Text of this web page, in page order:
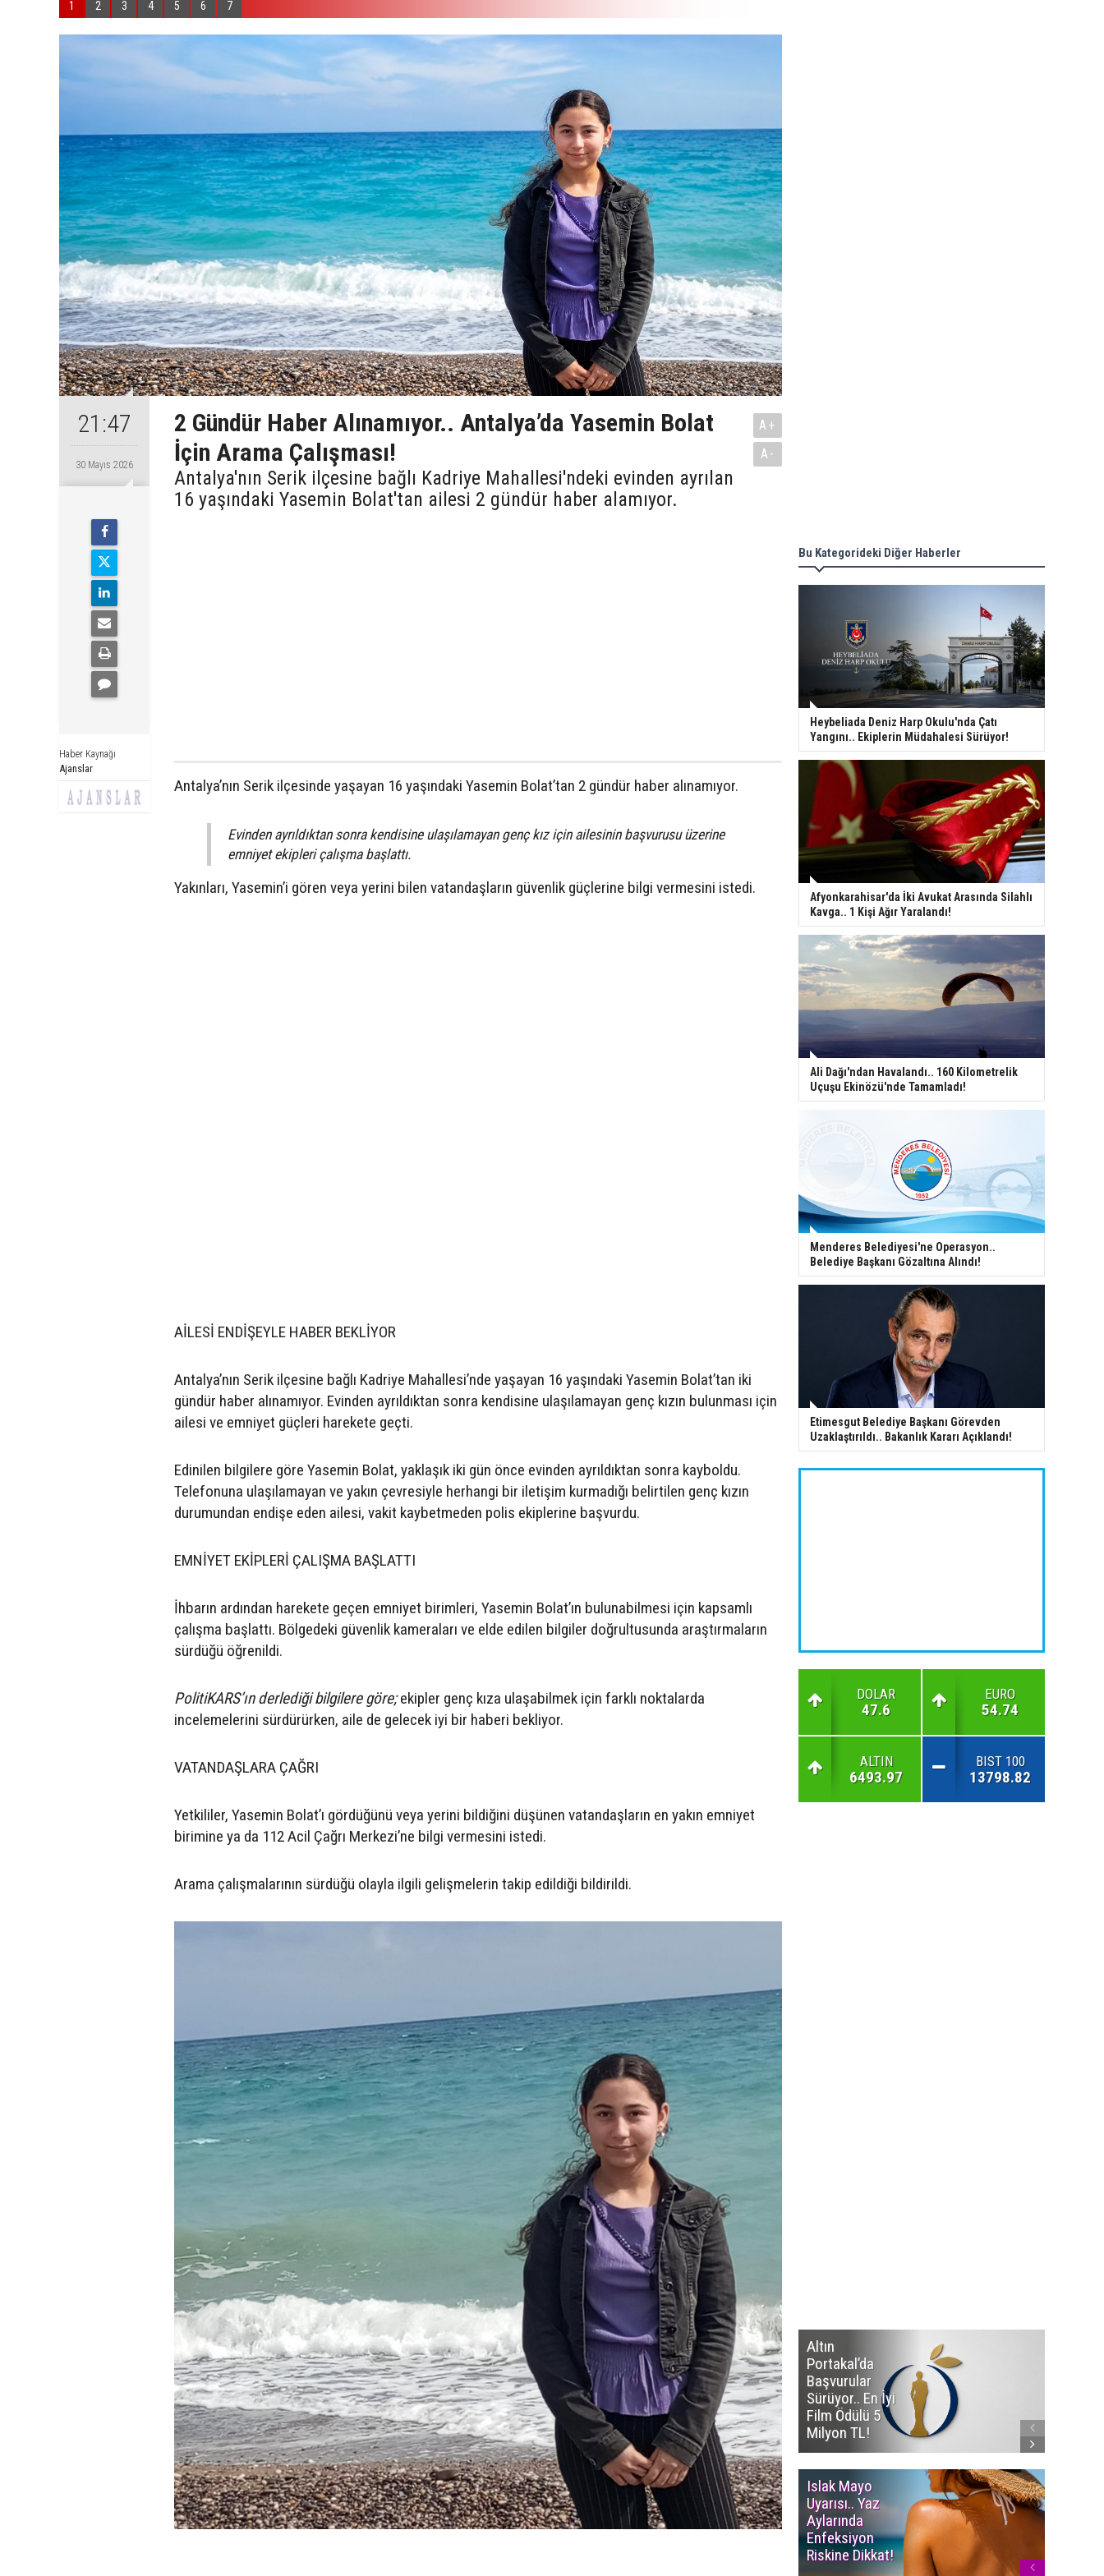
1 2 3 4 5 6 7
21:47
30 Mayıs 2026
Haber Kaynağı
Ajanslar
2 Gündür Haber Alınamıyor.. Antalya’da Yasemin Bolat
İçin Arama Çalışması!
Antalya'nın Serik ilçesine bağlı Kadriye Mahallesi'ndeki evinden ayrılan
16 yaşındaki Yasemin Bolat'tan ailesi 2 gündür haber alamıyor.
A+
A-
Antalya’nın Serik ilçesinde yaşayan 16 yaşındaki Yasemin Bolat’tan 2 gündür haber alınamıyor.
Evinden ayrıldıktan sonra kendisine ulaşılamayan genç kız için ailesinin başvurusu üzerine
emniyet ekipleri çalışma başlattı.
Yakınları, Yasemin’i gören veya yerini bilen vatandaşların güvenlik güçlerine bilgi vermesini istedi.
AİLESİ ENDİŞEYLE HABER BEKLİYOR
Antalya’nın Serik ilçesine bağlı Kadriye Mahallesi’nde yaşayan 16 yaşındaki Yasemin Bolat’tan iki
gündür haber alınamıyor. Evinden ayrıldıktan sonra kendisine ulaşılamayan genç kızın bulunması için
ailesi ve emniyet güçleri harekete geçti.
Edinilen bilgilere göre Yasemin Bolat, yaklaşık iki gün önce evinden ayrıldıktan sonra kayboldu.
Telefonuna ulaşılamayan ve yakın çevresiyle herhangi bir iletişim kurmadığı belirtilen genç kızın
durumundan endişe eden ailesi, vakit kaybetmeden polis ekiplerine başvurdu.
EMNİYET EKİPLERİ ÇALIŞMA BAŞLATTI
İhbarın ardından harekete geçen emniyet birimleri, Yasemin Bolat’ın bulunabilmesi için kapsamlı
çalışma başlattı. Bölgedeki güvenlik kameraları ve elde edilen bilgiler doğrultusunda araştırmaların
sürdüğü öğrenildi.
PolitiKARS’ın derlediği bilgilere göre;ekipler genç kıza ulaşabilmek için farklı noktalarda
incelemelerini sürdürürken, aile de gelecek iyi bir haberi bekliyor.
VATANDAŞLARA ÇAĞRI
Yetkililer, Yasemin Bolat’ı gördüğünü veya yerini bildiğini düşünen vatandaşların en yakın emniyet
birimine ya da 112 Acil Çağrı Merkezi’ne bilgi vermesini istedi.
Arama çalışmalarının sürdüğü olayla ilgili gelişmelerin takip edildiği bildirildi.
Bu Kategorideki Diğer Haberler
Heybeliada Deniz Harp Okulu'nda Çatı
Yangını.. Ekiplerin Müdahalesi Sürüyor!
Afyonkarahisar'da İki Avukat Arasında Silahlı
Kavga.. 1 Kişi Ağır Yaralandı!
Ali Dağı'ndan Havalandı.. 160 Kilometrelik
Uçuşu Ekinözü'nde Tamamladı!
Menderes Belediyesi'ne Operasyon..
Belediye Başkanı Gözaltına Alındı!
Etimesgut Belediye Başkanı Görevden
Uzaklaştırıldı.. Bakanlık Kararı Açıklandı!
DOLAR
47.6
EURO
54.74
ALTIN
6493.97
BIST 100
13798.82
Altın
Portakal’da
Başvurular
Sürüyor.. En İyi
Film Ödülü 5
Milyon TL!
Islak Mayo
Uyarısı.. Yaz
Aylarında
Enfeksiyon
Riskine Dikkat!